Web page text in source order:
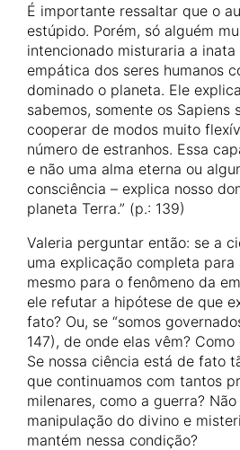
É importante ressaltar que o
estúpido. Porém, só alguém
intencionado misturaria a inata
empática dos seres humanos
dominado o planeta. Ele
sabemos, somente os Sapiens
cooperar de modos muito
número de estranhos. Essa
e não uma alma eterna ou
consciência – explica nosso
planeta Terra.” (p.: 139)
Valeria perguntar então: se a
uma explicação completa para
mesmo para o fenômeno da
ele refutar a hipótese de que
fato? Ou, se “somos
147), de onde elas vêm?
Se nossa ciência está de fato
que continuamos com tantos
milenares, como a guerra?
manipulação do divino e
mantém nessa condição?